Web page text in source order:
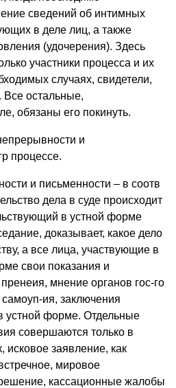
сведений об интимных
в деле лиц, а также
(удочерения). Здесь
участники процесса и их
случаях, свидетели,
Все остальные,
обязаны его покинуть.
и
процессе.
и письменности – в соотв
дела в суде происходит
в устной форме
доказывает, какое дело
а все лица, участвующие в
свои показания и
мнение органов гос-го
ия, заключения
устной форме. Отдельные
совершаются только в
заявление, как
мировое
кассационные жалобы